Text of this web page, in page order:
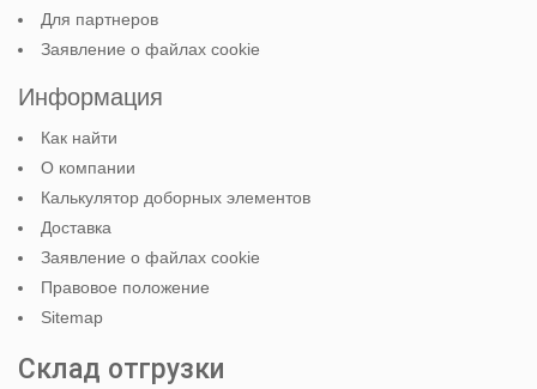
Для партнеров
Заявление о файлах cookie
Информация
Как найти
О компании
Калькулятор доборных элементов
Доставка
Заявление о файлах cookie
Правовое положение
Sitemap
Склад отгрузки